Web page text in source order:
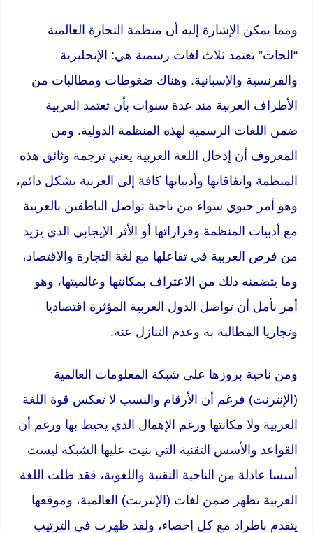
ومما يمكن الإشارة إليه أن منظمة التجارة العالمية
“الجات” تعتمد ثلاث لغات رسمية هي: الإنجليزية
والفرنسية والإسبانية. وهناك ضغوطات ومطالبات من
الأطراف العربية منذ عدة سنوات بأن تعتمد العربية
ضمن اللغات الرسمية لهذه المنظمة الدولية. ومن
المعروف أن إدخال اللغة العربية يعني ترجمة وثائق هذه
المنظمة واتفاقاتها وأدبياتها كافة إلى العربية بشكل دائم،
وهو أمر حيوي سواء من ناحية تواصل الناطقين بالعربية
مع أدبيات المنظمة وقراراتها أو الأثر الإيجابي الذي يزيد
من فرص العربية في تفاعلها مع لغة التجارة والاقتصاد،
وما يتضمنه ذلك من الاعتراف بمكانتها وعالميتها، وهو
أمر نأمل أن تواصل الدول العربية المؤثرة اقتصاديا
وتجاريا المطالبة به وعدم التنازل عنه.
ومن ناحية بروزها على شبكة المعلومات العالمية
(الإنترنت) فرغم أن الأرقام والنسب لا تعكس قوة اللغة
العربية ولا مكانتها ورغم الإهمال الذي يحيط بها ورغم أن
القواعد والأسس التقنية التي بنيت عليها الشبكة ليست
أسسا عادلة من الناحية التقنية واللغوية، فقد ظلت اللغة
العربية تظهر ضمن لغات (الإنترنت) العالمية، وموقعها
يتقدم باطراد مع كل إحصاء، ولقد ظهرت في الترتيب